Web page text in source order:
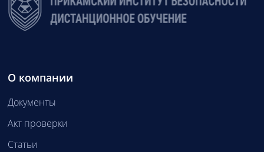
О компании
Документы
Акт проверки
Статьи